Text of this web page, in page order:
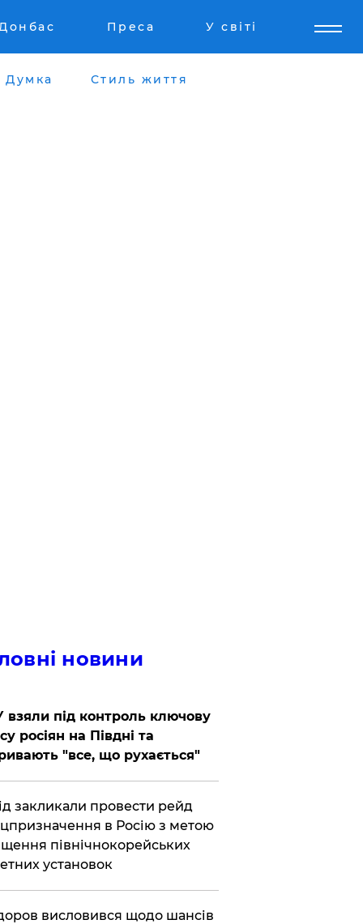
Преса У світі
Думка Стиль життя
новини
взяли під контроль ключову
росіян на Півдні та
"все, що рухається"
закликали провести рейд
в Росію з метою
північнокорейських
установок
висловився щодо шансів